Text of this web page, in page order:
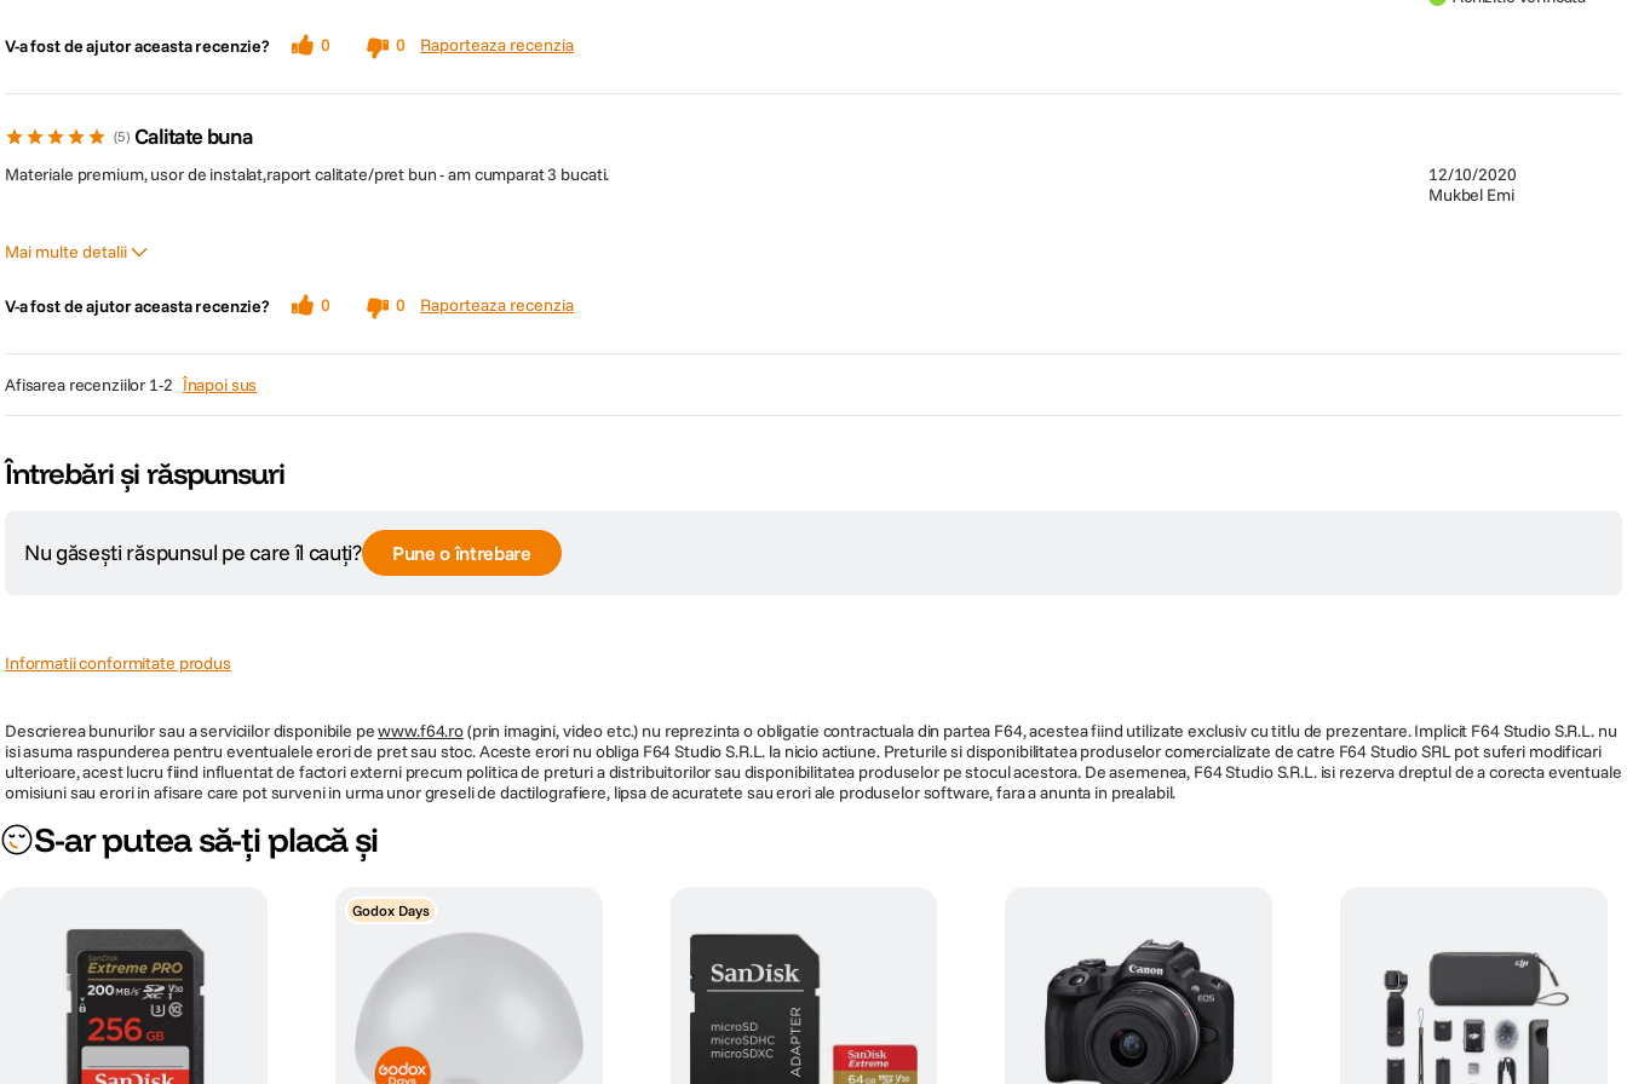
Datorita functiilor Wi-Fi si Bluetooth, Plafoniera Xiaomi LED Ceiling Light poate fi asociata cu alte dispozitive Mi si permite conectarea cu usurinta la sistemul Mi Smart Home. De exemplu, puteti seta sa se aprinda automat cand
V-a fost de ajutor aceasta recenzie? 0 0 Raporteaza recenzia
5 Calitate buna
12/10/2020
Mukbel Emi
Materiale premium, usor de instalat,raport calitate/pret bun - am cumparat 3 bucati.
Mai multe detalii
Contra
V-a fost de ajutor aceasta recenzie? 0 0 Raporteaza recenzia
afisarea recenziilor 1-2 Înapoi sus
Întrebări și răspunsuri
Nu găsești răspunsul pe care îl cauți? Pune o întrebare
Informatii conformitate produs
Descrierea bunurilor sau a serviciilor disponibile pewww.f64.ro(prin imagini, video etc.) nu reprezinta o obligatie contractuala din partea F64, acestea fiind utilizate exclusiv cu titlu de prezentare. Implicit F64 Studio S.R.L. nu
isi asuma raspunderea pentru eventualele erori de pret sau stoc. Aceste erori nu obliga F64 Studio S.R.L. la nicio actiune. Preturile si disponibilitatea produselor comercializate de catre F64 Studio SRL pot suferi modificari
ulterioare, acest lucru fiind influentat de factori externi precum politica de preturi a distribuitorilor sau disponibilitatea produselor pe stocul acestora. De asemenea, F64 Studio S.R.L. isi rezerva dreptul de a corecta eventuale
omisiuni sau erori in afisare care pot surveni in urma unor greseli de dactilografiere, lipsa de acuratete sau erori ale produselor software, fara a anunta in prealabil.
S-ar putea să-ți placă și
Godox Days